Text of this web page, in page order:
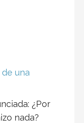
una
¿Por
nada?